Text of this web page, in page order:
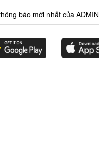
báo mới nhất của ADMIN